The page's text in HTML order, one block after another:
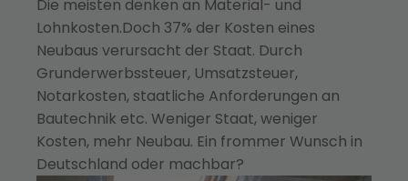
Die meisten denken an Material- und
Lohnkosten.Doch 37% der Kosten eines
Neubaus verursacht der Staat. Durch
Grunderwerbssteuer, Umsatzsteuer,
Notarkosten, staatliche Anforderungen an
Bautechnik etc. Weniger Staat, weniger
Kosten, mehr Neubau. Ein frommer Wunsch in
Deutschland oder machbar?